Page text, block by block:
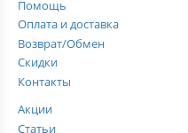
Помощь
Оплата и доставка
Возврат/Обмен
Скидки
Контакты
Акции
Статьи